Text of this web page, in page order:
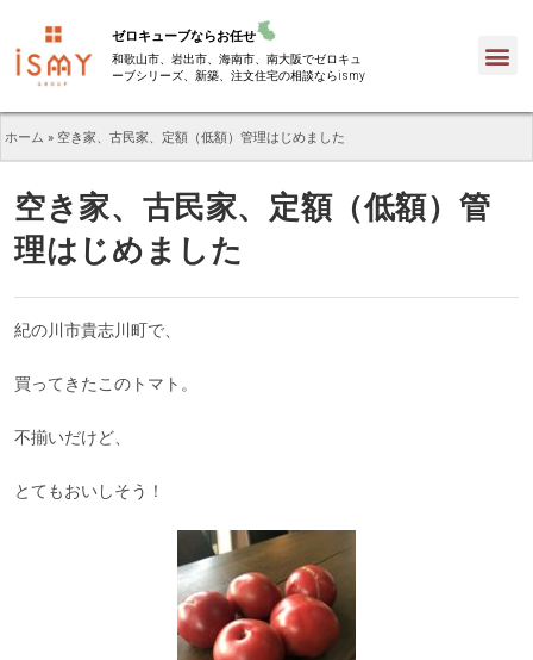
ゼロキューブならお任せ
和歌山市、岩出市、海南市、南大阪でゼロキュ
ーブシリーズ、新築、注文住宅の相談ならismy
ホーム » 空き家、古民家、定額（低額）管理はじめました
空き家、古民家、定額（低額）管
理はじめました
紀の川市貴志川町で、
買ってきたこのトマト。
不揃いだけど、
とてもおいしそう！